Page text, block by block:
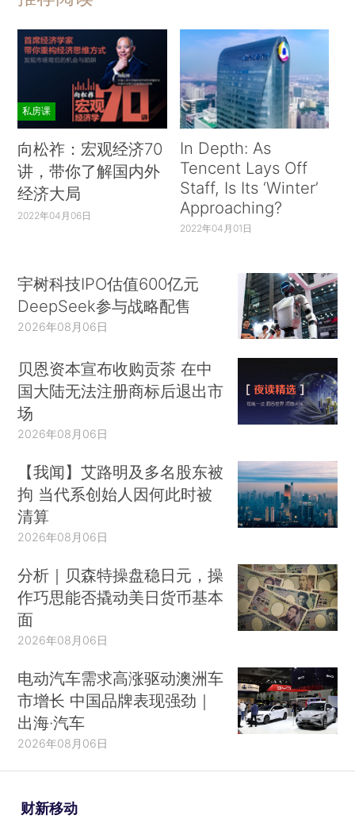
私房课
向松祚：宏观经济70
讲，带你了解国内外
经济大局
2022年04月06日
In Depth: As
Tencent Lays Off
Staff, Is Its ‘Winter’
Approaching?
2022年04月01日
宇树科技IPO估值600亿元
DeepSeek参与战略配售
2026年08月06日
贝恩资本宣布收购贡茶 在中
国大陆无法注册商标后退出市
场
2026年08月06日
【我闻】艾路明及多名股东被
拘 当代系创始人因何此时被
清算
2026年08月06日
分析｜贝森特操盘稳日元，操
作巧思能否撬动美日货币基本
面
2026年08月06日
电动汽车需求高涨驱动澳洲车
市增长 中国品牌表现强劲｜
出海·汽车
2026年08月06日
财新移动